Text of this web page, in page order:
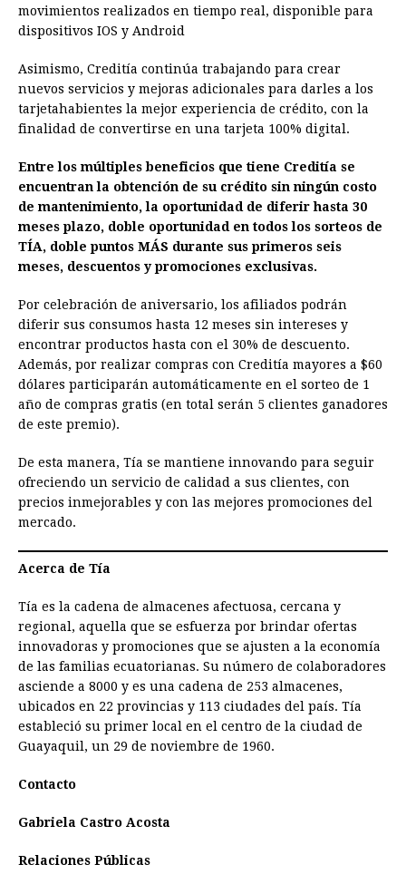
movimientos realizados en tiempo real, disponible para
dispositivos IOS y Android
Asimismo, Creditía continúa trabajando para crear
nuevos servicios y mejoras adicionales para darles a los
tarjetahabientes la mejor experiencia de crédito, con la
finalidad de convertirse en una tarjeta 100% digital.
Entre los múltiples beneficios que tiene Creditía se
encuentran la obtención de su crédito sin ningún costo
de mantenimiento, la oportunidad de diferir hasta 30
meses plazo, doble oportunidad en todos los sorteos de
TÍA, doble puntos MÁS durante sus primeros seis
meses, descuentos y promociones exclusivas.
Por celebración de aniversario, los afiliados podrán
diferir sus consumos hasta 12 meses sin intereses y
encontrar productos hasta con el 30% de descuento.
Además, por realizar compras con Creditía mayores a $60
dólares participarán automáticamente en el sorteo de 1
año de compras gratis (en total serán 5 clientes ganadores
de este premio).
De esta manera, Tía se mantiene innovando para seguir
ofreciendo un servicio de calidad a sus clientes, con
precios inmejorables y con las mejores promociones del
mercado.
Acerca de Tía
Tía es la cadena de almacenes afectuosa, cercana y
regional, aquella que se esfuerza por brindar ofertas
innovadoras y promociones que se ajusten a la economía
de las familias ecuatorianas. Su número de colaboradores
asciende a 8000 y es una cadena de 253 almacenes,
ubicados en 22 provincias y 113 ciudades del país. Tía
estableció su primer local en el centro de la ciudad de
Guayaquil, un 29 de noviembre de 1960.
Contacto
Gabriela Castro Acosta
Relaciones Públicas